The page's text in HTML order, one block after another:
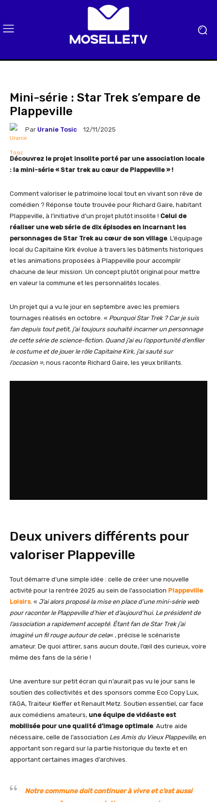
Mini-série : Star Trek s’empare de
Plappeville
Par Uranie Tosic 12/11/2025
Découvrez le projet insolite porté par une association locale
: la mini-série « Star trek au cœur de Plappeville » !
Comment valoriser le patrimoine local tout en vivant son rêve de
comédien ? Réponse toute trouvée pour Richard Gaire, habitant
Plappeville, à l’initiative d’un projet plutôt insolite ! Celui de
réaliser une web série de dix épisodes en incarnant les
personnages de Star Trek au cœur de son village. L’équipage
local du Capitaine Kirk évolue à travers les bâtiments historiques
et les animations proposées à Plappeville pour accomplir
chacune de leur mission. Un concept plutôt original pour mettre
en valeur la commune et les personnalités locales.
Un projet qui a vu le jour en septembre avec les premiers
tournages réalisés en octobre. « Pourquoi Star Trek ? Car je suis
fan depuis tout petit, j’ai toujours souhaité incarner un personnage
de cette série de science-fiction. Quand j’ai eu l’opportunité d’enfiler
le costume et de jouer le rôle Capitaine Kirk, j’ai sauté sur
l’occasion », nous raconte Richard Gaire, les yeux brillants.
Deux univers différents pour
valoriser Plappeville
Tout démarre d’une simple idée : celle de créer une nouvelle
activité pour la rentrée 2025 au sein de l’association Plappeville
Loisirs. « J’ai alors proposé la mise en place d’une mini-série web
pour raconter le Plappeville d’hier et d’aujourd’hui. Le président de
l’association a rapidement accepté. Étant fan de Star Trek j’ai
imaginé un fil rouge autour de cela« , précise le scénariste
amateur. De quoi attirer, sans aucun doute, l’œil des curieux, voire
même des fans de la série !
Une aventure sur petit écran qui n’aurait pas vu le jour sans le
soutien des collectivités et des sponsors comme Eco Copy Lux,
l’AGA, Traiteur Kieffer et Renault Metz. Soutien essentiel, car face
aux comédiens amateurs, une équipe de vidéaste est
mobilisée pour une qualité d’image optimale . Autre aide
nécessaire, celle de l’association Les Amis du Vieux Plappeville, en
apportant son regard sur la partie historique du texte et en
apportant certaines images d’archives.
Notre commune doit continuer à vivre et c’est aussi